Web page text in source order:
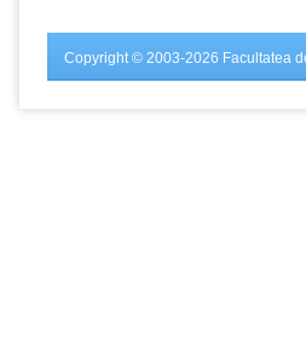
Copyright © 2003-2026 Facultatea